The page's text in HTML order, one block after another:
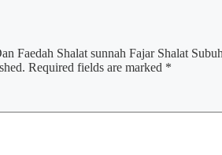
Faedah Shalat sunnah Fajar Shalat
Required fields are marked *